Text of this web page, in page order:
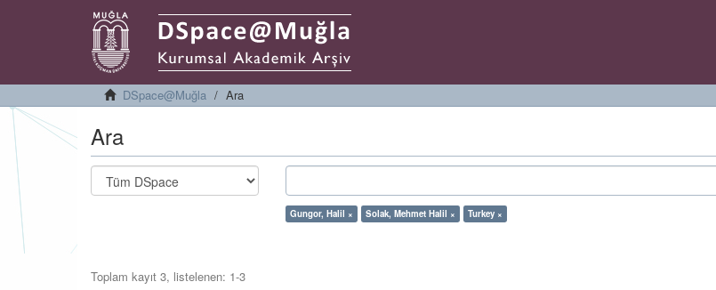
DSpace@Muğla Ara
Ara
Gungor, Halil × Solak, Mehmet Halil × Turkey ×
Toplam kayıt 3, listelenen: 1-3